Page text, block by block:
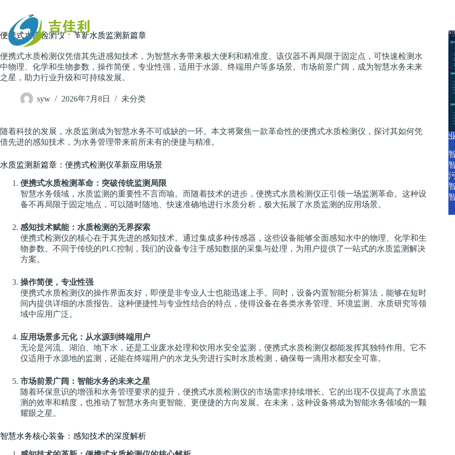
容
关于我
便携式水质检测仪：革新水质监测新篇章
便携式水质检测仪凭借其先进感知技术，为智慧水务带来极大便利和精准度。该仪器不再局限于固定点，可快速检测水
中物理、化学和生物参数，操作简便，专业性强，适用于水源、终端用户等多场景。市场前景广阔，成为智慧水务未来
之星，助力行业升级和可持续发展。
syw 2026年7月8日 未分类
随着科技的发展，水质监测成为智慧水务不可或缺的一环。本文将聚焦一款革命性的便携式水质检测仪，探讨其如何凭
借先进的感知技术，为水务管理带来前所未有的便捷与精准。
水质监测新篇章：便携式检测仪革新应用场景
便携式水质检测革命：突破传统监测局限
智慧水务领域，水质监测的重要性不言而喻。而随着技术的进步，便携式水质检测仪正引领一场监测革命。这种设
备不再局限于固定地点，可以随时随地、快速准确地进行水质分析，极大拓展了水质监测的应用场景。
感知技术赋能：水质检测的无界探索
便携式检测仪的核心在于其先进的感知技术。通过集成多种传感器，这些设备能够全面感知水中的物理、化学和生
物参数。不同于传统的PLC控制，我们的设备专注于感知数据的采集与处理，为用户提供了一站式的水质监测解决
方案。
操作简便，专业性强
便携式水质检测仪的操作界面友好，即便是非专业人士也能迅速上手。同时，设备内置智能分析算法，能够在短时
间内提供详细的水质报告。这种便捷性与专业性结合的特点，使得设备在各类水务管理、环境监测、水质研究等领
域中应用广泛。
应用场景多元化：从水源到终端用户
无论是河流、湖泊、地下水，还是工业废水处理和饮用水安全监测，便携式水质检测仪都能发挥其独特作用。它不
仅适用于水源地的监测，还能在终端用户的水龙头旁进行实时水质检测，确保每一滴用水都安全可靠。
市场前景广阔：智能水务的未来之星
随着环保意识的增强和水务管理要求的提升，便携式水质检测仪的市场需求持续增长。它的出现不仅提高了水质监
测的效率和精度，也推动了智慧水务向更智能、更便捷的方向发展。在未来，这种设备将成为智能水务领域的一颗
耀眼之星。
智慧水务核心装备：感知技术的深度解析